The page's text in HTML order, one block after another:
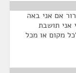
אם אני באה
אני תושבת
מקום או מכל